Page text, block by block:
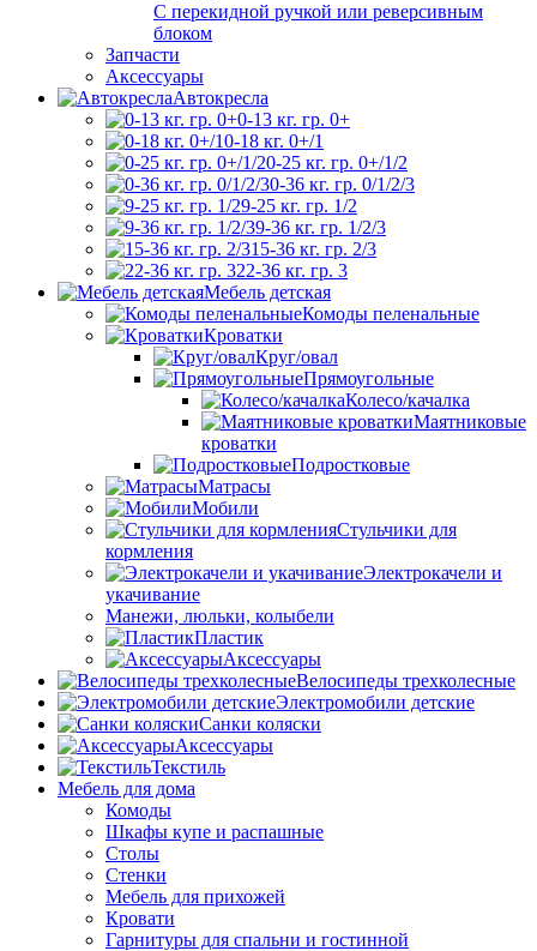
С перекидной ручкой или реверсивным
блоком
Запчасти
Аксессуары
Автокресла
0-13 кг. гр. 0+
0-18 кг. 0+/1
0-25 кг. гр. 0+/1/2
0-36 кг. гр. 0/1/2/3
9-25 кг. гр. 1/2
9-36 кг. гр. 1/2/3
15-36 кг. гр. 2/3
22-36 кг. гр. 3
Мебель детская
Комоды пеленальные
Кроватки
Круг/овал
Прямоугольные
Колесо/качалка
Маятниковые
кроватки
Подростковые
Матрасы
Мобили
Стульчики для
кормления
Электрокачели и
укачивание
Манежи, люльки, колыбели
Пластик
Аксессуары
Велосипеды трехколесные
Электромобили детские
Санки коляски
Аксессуары
Текстиль
Мебель для дома
Комоды
Шкафы купе и распашные
Столы
Стенки
Мебель для прихожей
Кровати
Гарнитуры для спальни и гостинной